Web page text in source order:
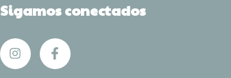
Sigamos conectados